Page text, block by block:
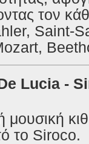
τον
Saint-
Lucia -
μουσική
το Siroco.